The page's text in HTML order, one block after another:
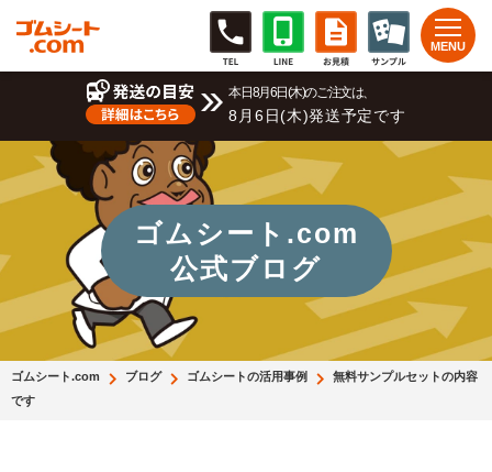
本日8月6日(木)のご注文は、
8月6日(木)発送予定です
ゴムシート.com
公式ブログ
ゴムシート.com ブログ ゴムシートの活用事例
無料サンプルセットの内容
です